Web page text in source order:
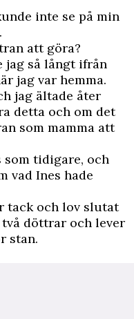
inte se på min
att göra?
jag så långt ifrån
jag var hemma.
jag ältade åter
detta och om det
som mamma att
tidigare, och
vad Ines hade
tack och lov slutat
döttrar och lever
stan.